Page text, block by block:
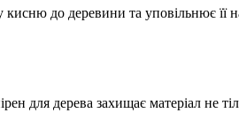
до деревини та уповільнює її
для дерева захищає матеріал не